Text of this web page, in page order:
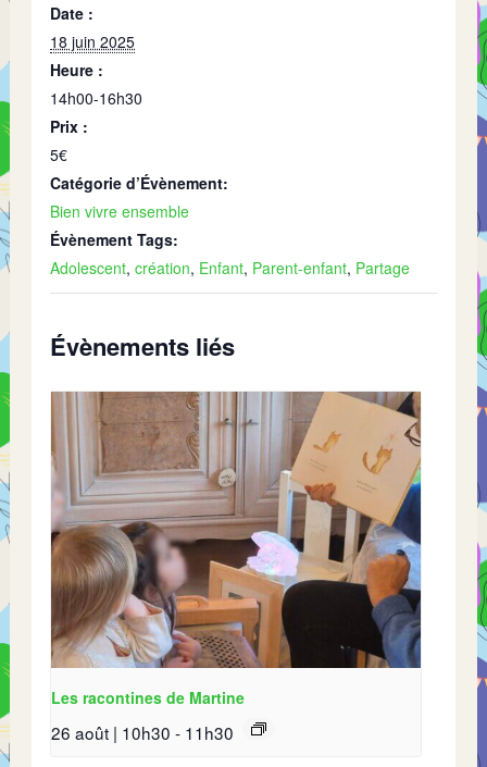
Date :
18 juin 2025
Heure :
14h00-16h30
Prix :
5€
Catégorie d’Évènement:
Bien vivre ensemble
Évènement Tags:
Adolescent,création, Enfant, Parent-enfant, Partage
Évènements liés
Les racontines de Martine
26 août | 10h30 - 11h30